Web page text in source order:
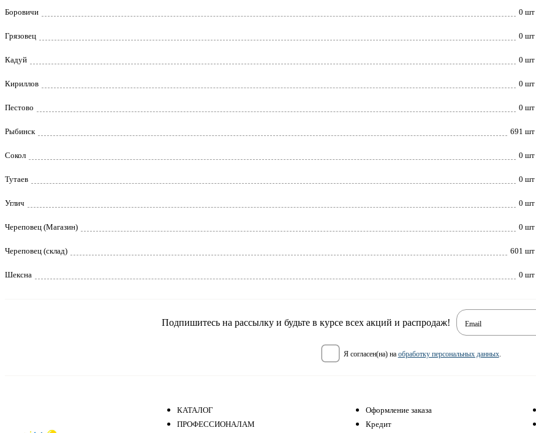
Боровичи 0 шт
Грязовец 0 шт
Кадуй 0 шт
Кириллов 0 шт
Пестово 0 шт
Рыбинск 691 шт
Сокол 0 шт
Тутаев 0 шт
Углич 0 шт
Череповец (Магазин) 0 шт
Череповец (склад) 601 шт
Шексна 0 шт
Подпишитесь на рассылку и будьте в курсе всех акций и распродаж! Email
я согласен(на) на обработку персональных данных.
КАТАЛОГ
ПРОФЕССИОНАЛАМ
Оформление заказа
Кредит